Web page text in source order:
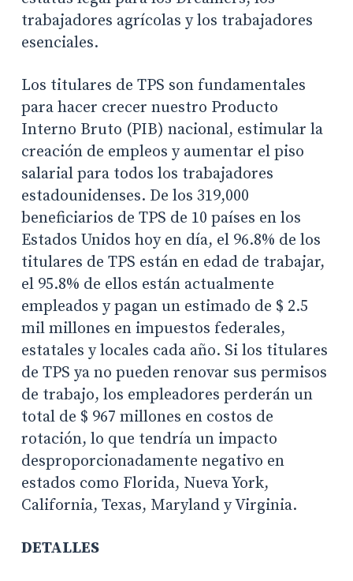
trabajadores agrícolas y los trabajadores
esenciales.
Los titulares de TPS son fundamentales
para hacer crecer nuestro Producto
Interno Bruto (PIB) nacional, estimular la
creación de empleos y aumentar el piso
salarial para todos los trabajadores
estadounidenses. De los 319,000
beneficiarios de TPS de 10 países en los
Estados Unidos hoy en día, el 96.8% de los
titulares de TPS están en edad de trabajar,
el 95.8% de ellos están actualmente
empleados y pagan un estimado de $ 2.5
mil millones en impuestos federales,
estatales y locales cada año. Si los titulares
de TPS ya no pueden renovar sus permisos
de trabajo, los empleadores perderán un
total de $ 967 millones en costos de
rotación, lo que tendría un impacto
desproporcionadamente negativo en
estados como Florida, Nueva York,
California, Texas, Maryland y Virginia.
DETALLES